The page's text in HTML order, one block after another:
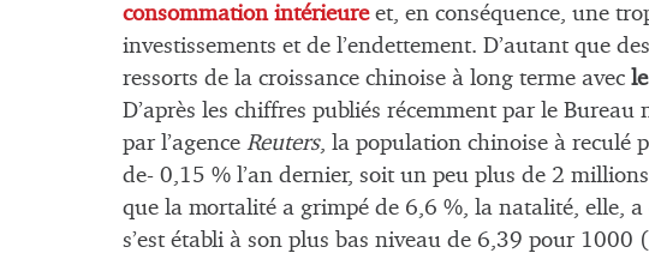
consommation intérieureet, en conséquence, une
investissements et de l’endettement. D’autant que
ressorts de la croissance chinoise à long terme avec
D’après les chiffres publiés récemment par le
par l’agence Reuters, la population chinoise à reculé
de- 0,15 % l’an dernier, soit un peu plus de 2
que la mortalité a grimpé de 6,6 %, la natalité, elle,
s’est établi à son plus bas niveau de 6,39 pour